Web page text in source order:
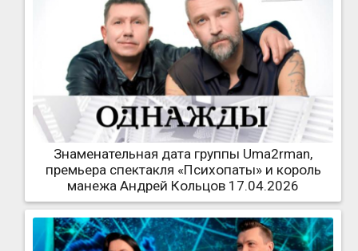
Знаменательная дата группы Uma2rman,
премьера спектакля «Психопаты» и король
манежа Андрей Кольцов 17.04.2026